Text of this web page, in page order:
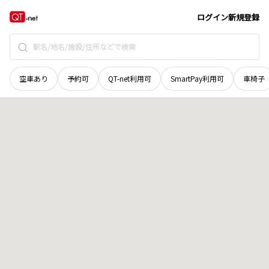
ログイン新規登録
空車あり 予約可 QT-net利用可 SmartPay利用可 車椅子
茨城県